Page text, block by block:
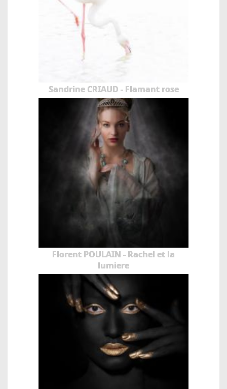
Sandrine CRIAUD - Flamant rose
Florent POULAIN - Rachel et la
lumiere